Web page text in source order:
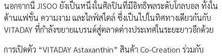
นอกจากนี้ JISOO ยังเป็นหนึ่งในศิลปินที่มีอิทธิพลระดับโกลบอล ทั้งใน
ด้านแฟชั่น ความงาม และไลฟ์สไตล์ ซึ่งเป็นไปในทิศทางเดียวกันกับ
VITADAY ที่กำลังขยายแบรนด์สู่ตลาดต่างประเทศในระยะยาวอีกด้วย
การเปิดตัว “VITADAY Astaxanthin” สินค้า Co-Creation ร่วมกับ